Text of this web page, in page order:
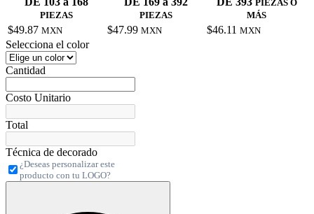
PIEZAS PIEZAS
PIEZAS O
MÁS
$49.87 MXN $47.99 MXN $46.11 MXN
Selecciona el color
Cantidad
Costo Unitario
Total
Técnica de decorado
¿Deseas personalizar este
producto con tu LOGO?